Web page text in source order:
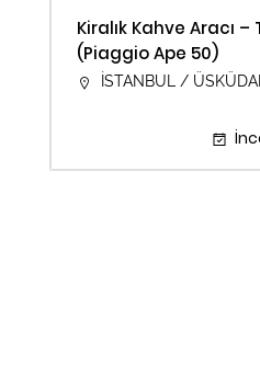
Kiralık Kahve Aracı
(Piaggio Ape 50)
İSTANBUL /